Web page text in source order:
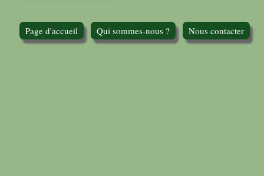
Page d'accueil Qui sommes-nous ? Nous contacter